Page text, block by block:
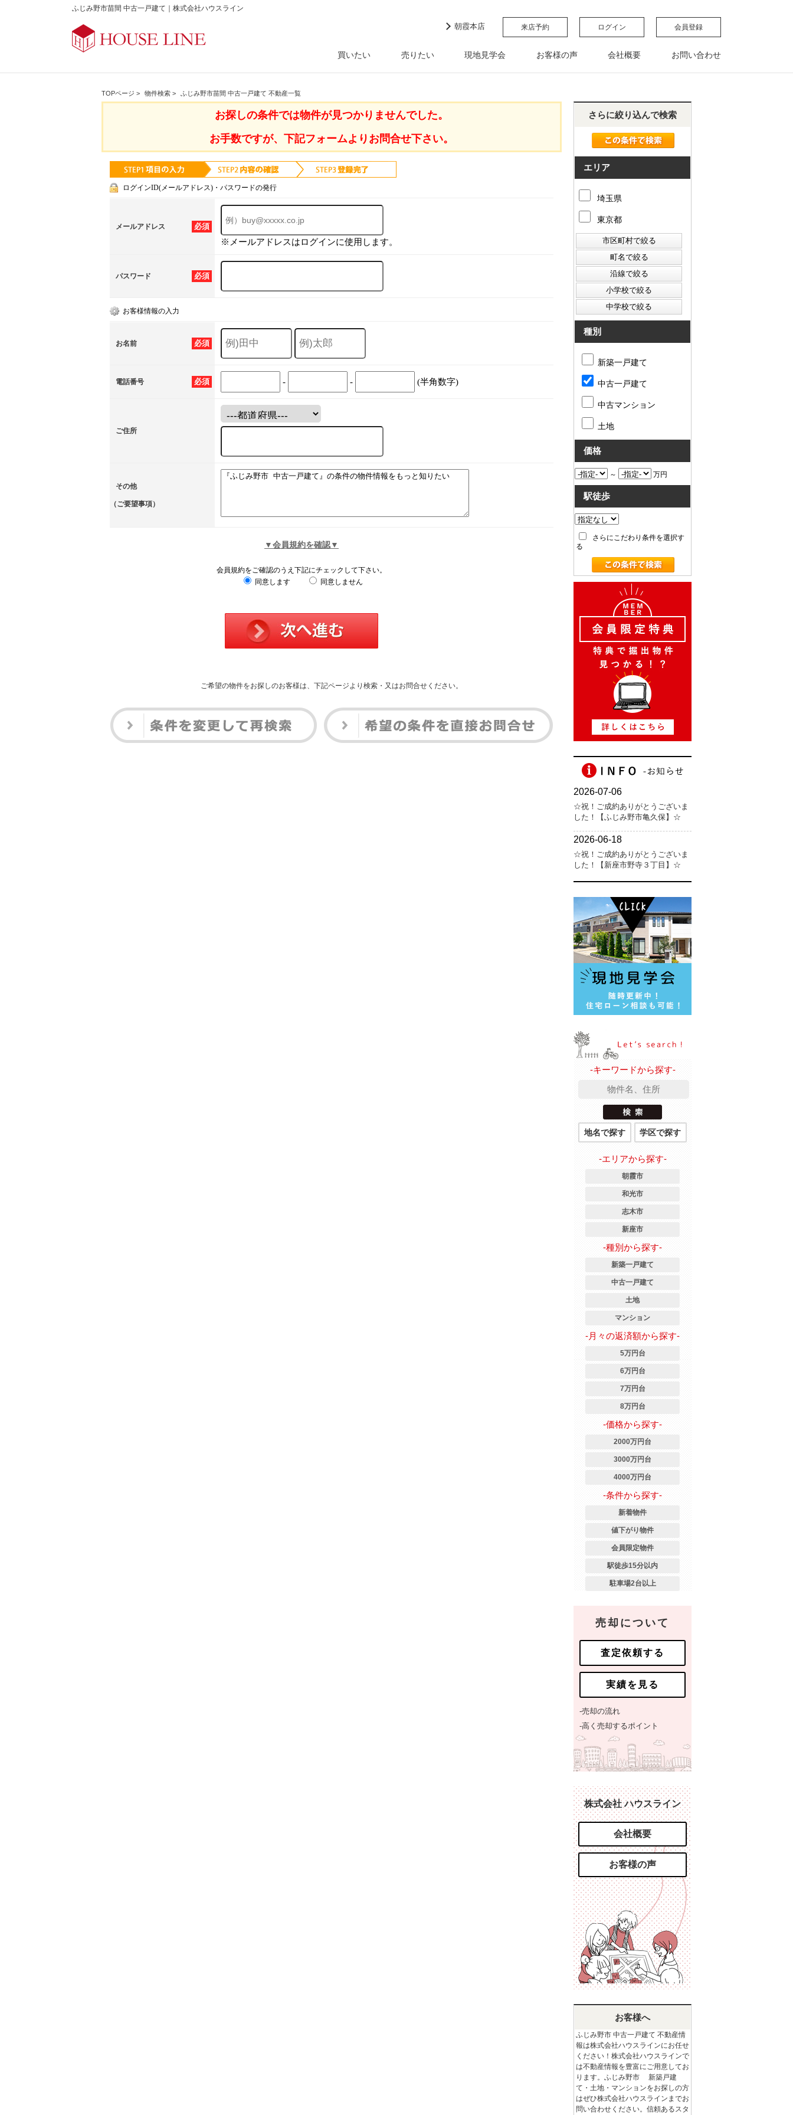
ふじみ野市苗間 中古一戸建て｜株式会社ハウスライン
朝霞本店 来店予約 ログイン 会員登録
買いたい 売りたい 現地見学会 お客様の声 会社概要 お問い合わせ
TOPページ > 物件検索 > ふじみ野市苗間 中古一戸建て 不動産一覧
お探しの条件では物件が見つかりませんでした。
お手数ですが、下記フォームよりお問合せ下さい。
ログインID(メールアドレス)・パスワードの発行
必須
メールアドレス
※メールアドレスはログインに使用します。
必須
パスワード
お客様情報の入力
必須
お名前
必須
電話番号 - - (半角数字)
ご住所
その他
（ご要望事項）
▼会員規約を確認▼
会員規約をご確認のうえ下記にチェックして下さい。
同意します
同意しません
ご希望の物件をお探しのお客様は、下記ページより検索・又はお問合せください。
さらに絞り込んで検索
エリア
埼玉県
東京都
種別
新築一戸建て
中古一戸建て
中古マンション
土地
価格
～ 万円
駅徒歩
さらにこだわり条件を選択す
る
-キーワードから探す-
地名で探す 学区で探す
-エリアから探す-
朝霞市
和光市
志木市
新座市
-種別から探す-
新築一戸建て
中古一戸建て
土地
マンション
-月々の返済額から探す-
5万円台
6万円台
7万円台
8万円台
-価格から探す-
2000万円台
3000万円台
4000万円台
-条件から探す-
新着物件
値下がり物件
会員限定物件
駅徒歩15分以内
駐車場2台以上
売却について
査定依頼する
実績を見る
-売却の流れ
-高く売却するポイント
株式会社 ハウスライン
会社概要
お客様の声
お客様へ
ふじみ野市 中古一戸建て 不動産情
報は株式会社ハウスラインにお任せ
ください！株式会社ハウスラインで
は不動産情報を豊富にご用意してお
ります。ふじみ野市 新築戸建
て・土地・マンションをお探しの方
はぜひ株式会社ハウスラインまでお
問い合わせください。信頼あるスタ